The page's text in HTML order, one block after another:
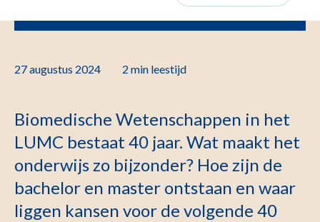
27 augustus 2024 2 min leestijd
Biomedische Wetenschappen in het
LUMC bestaat 40 jaar. Wat maakt het
onderwijs zo bijzonder? Hoe zijn de
bachelor en master ontstaan en waar
liggen kansen voor de volgende 40